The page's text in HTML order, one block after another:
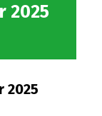
2025
2025